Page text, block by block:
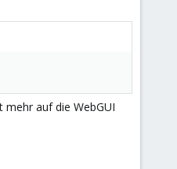
auf die WebGUI